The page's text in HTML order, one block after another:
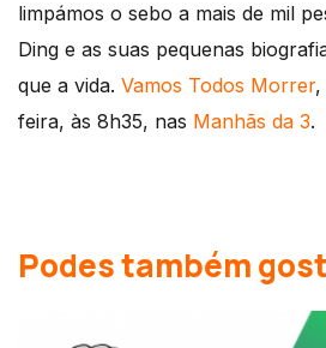
limpámos o sebo a mais de mil
Ding e as suas pequenas
que a vida. Vamos Todos Morrer,
feira, às 8h35, nas Manhãs da 3.
Podes também